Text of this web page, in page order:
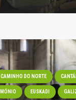
CAMINHO DO NORTE
EUSKADI